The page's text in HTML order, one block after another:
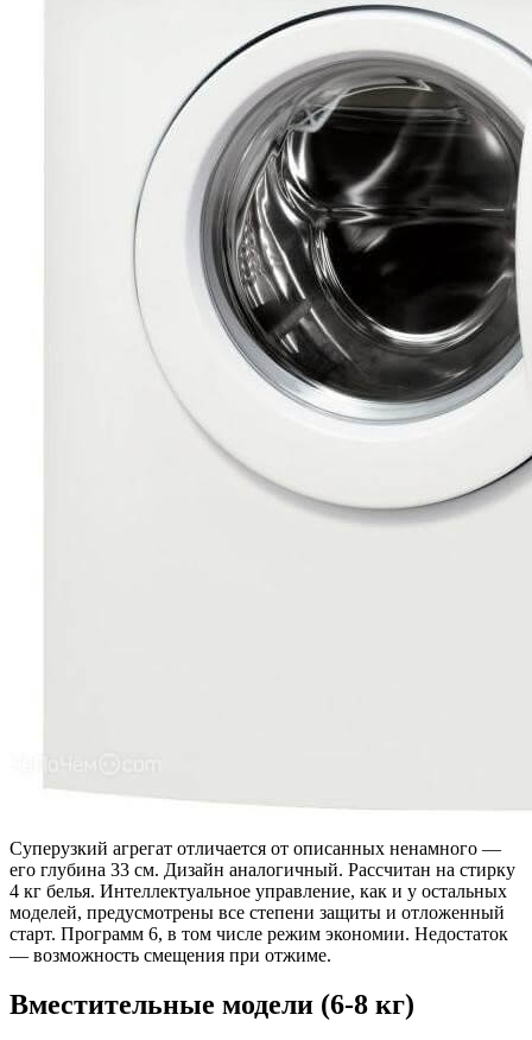
Суперузкий агрегат отличается от описанных ненамного —
его глубина 33 см. Дизайн аналогичный. Рассчитан на стирку
4 кг белья. Интеллектуальное управление, как и у остальных
моделей, предусмотрены все степени защиты и отложенный
старт. Программ 6, в том числе режим экономии. Недостаток
— возможность смещения при отжиме.
Вместительные модели (6-8 кг)